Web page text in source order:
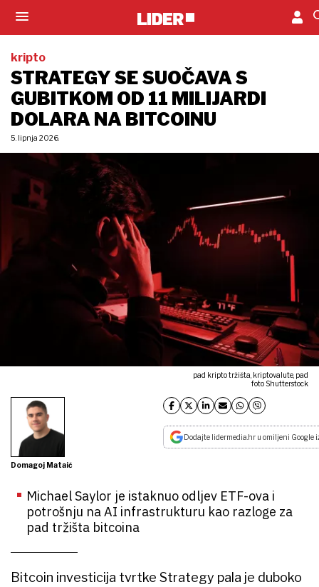
kripto
STRATEGY SE SUOČAVA S
GUBITKOM OD 11 MILIJARDI
DOLARA NA BITCOINU
5. lipnja 2026.
pad kripto tržišta, kriptovalute, pad
foto Shutterstock
Domagoj Mataić
Dodajte lidermedia.hr u omiljeni Google
Michael Saylor je istaknuo odljev ETF-ova i
potrošnju na AI infrastrukturu kao razloge za
pad tržišta bitcoina
Bitcoin investicija tvrtke Strategy pala je duboko